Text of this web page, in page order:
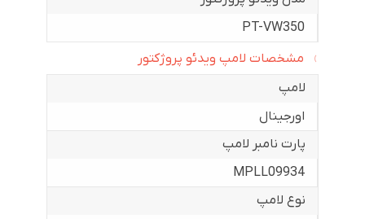
PT-VW350
مشخصات لامپ ویدئو پروژکتور
لامپ
اورجینال
پارت نامبر لامپ
MPLL09934
نوع لامپ